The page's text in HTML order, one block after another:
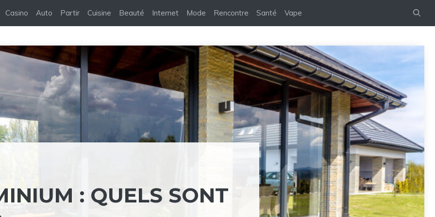
Casino Auto Partir Cuisine Beauté Internet Mode Rencontre Santé Vape
: QUELS SONT